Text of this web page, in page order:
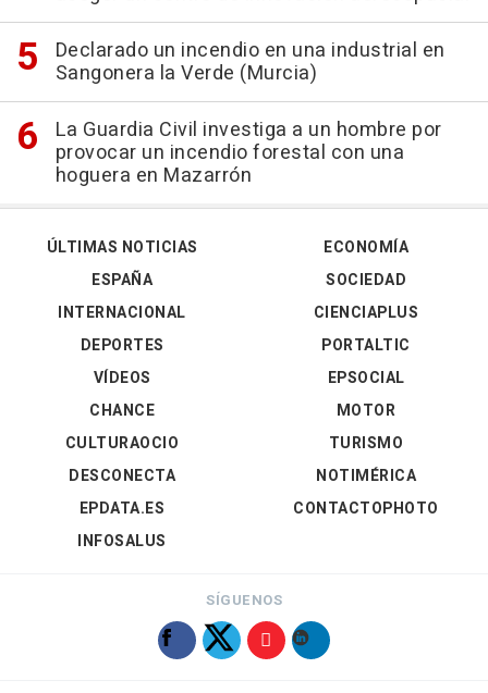
Declarado un incendio en una industrial en
Sangonera la Verde (Murcia)
La Guardia Civil investiga a un hombre por
provocar un incendio forestal con una
hoguera en Mazarrón
ÚLTIMAS NOTICIAS
ESPAÑA
INTERNACIONAL
DEPORTES
VÍDEOS
ECONOMÍA
SOCIEDAD
CIENCIAPLUS
PORTALTIC
EPSOCIAL
CHANCE
CULTURAOCIO
DESCONECTA
EPDATA.ES
INFOSALUS
MOTOR
TURISMO
NOTIMÉRICA
CONTACTOPHOTO
SÍGUENOS